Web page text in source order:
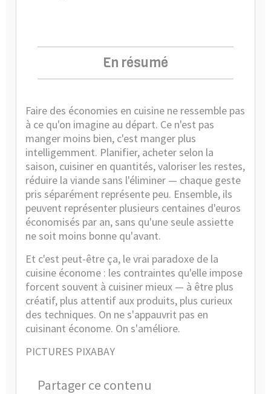
En résumé
Faire des économies en cuisine ne ressemble pas
à ce qu'on imagine au départ. Ce n'est pas
manger moins bien, c'est manger plus
intelligemment. Planifier, acheter selon la
saison, cuisiner en quantités, valoriser les restes,
réduire la viande sans l'éliminer — chaque geste
pris séparément représente peu. Ensemble, ils
peuvent représenter plusieurs centaines d'euros
économisés par an, sans qu'une seule assiette
ne soit moins bonne qu'avant.
Et c'est peut-être ça, le vrai paradoxe de la
cuisine économe : les contraintes qu'elle impose
forcent souvent à cuisiner mieux — à être plus
créatif, plus attentif aux produits, plus curieux
des techniques. On ne s'appauvrit pas en
cuisinant économe. On s'améliore.
PICTURES PIXABAY
Partager ce contenu